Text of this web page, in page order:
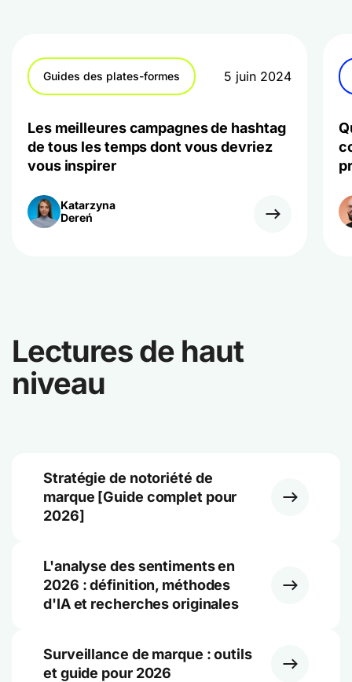
Guides des plates-formes 5 juin 2024
Les meilleures campagnes de hashtag
de tous les temps dont vous devriez
vous inspirer
Katarzyna
Dereń
Lectures de haut
niveau
Stratégie de notoriété de
marque [Guide complet pour
2026]
L'analyse des sentiments en
2026 : définition, méthodes
d'IA et recherches originales
Surveillance de marque : outils
et guide pour 2026